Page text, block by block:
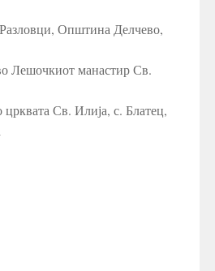
Разловци, Општина Делчево,
Лешочкиот манастир Св.
црквата Св. Илија, с. Блатец,